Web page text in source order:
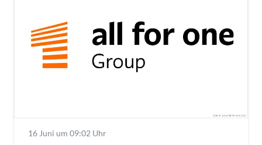
16 Juni um 09:02 Uhr